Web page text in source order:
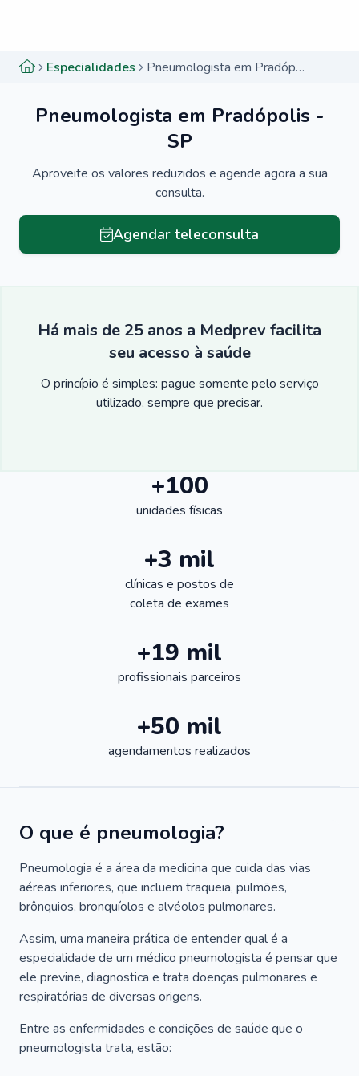
Especialidades Pneumologista em Pradópolis - SP
Pneumologista em Pradópolis -
SP
Aproveite os valores reduzidos e agende agora a sua
consulta.
Agendar teleconsulta
Há mais de 25 anos a Medprev facilita
seu acesso à saúde
O princípio é simples: pague somente pelo serviço
utilizado, sempre que precisar.
+100
unidades físicas
+3 mil
clínicas e postos de
coleta de exames
+19 mil
profissionais parceiros
+50 mil
agendamentos realizados
O que é pneumologia?
Pneumologia é a área da medicina que cuida das vias
aéreas inferiores, que incluem traqueia, pulmões,
brônquios, bronquíolos e alvéolos pulmonares.
Assim, uma maneira prática de entender qual é a
especialidade de um médico pneumologista é pensar que
ele previne, diagnostica e trata doenças pulmonares e
respiratórias de diversas origens.
Entre as enfermidades e condições de saúde que o
pneumologista trata, estão: